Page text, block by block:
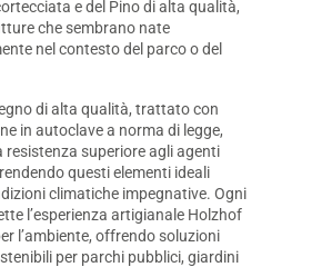
e del Pino di alta qualità,
che sembrano nate
nel contesto del parco o del
di alta qualità, trattato con
in autoclave a norma di legge,
resistenza superiore agli agenti
questi elementi ideali
climatiche impegnative. Ogni
l’esperienza artigianale Holzhof
l’ambiente, offrendo soluzioni
per parchi pubblici, giardini